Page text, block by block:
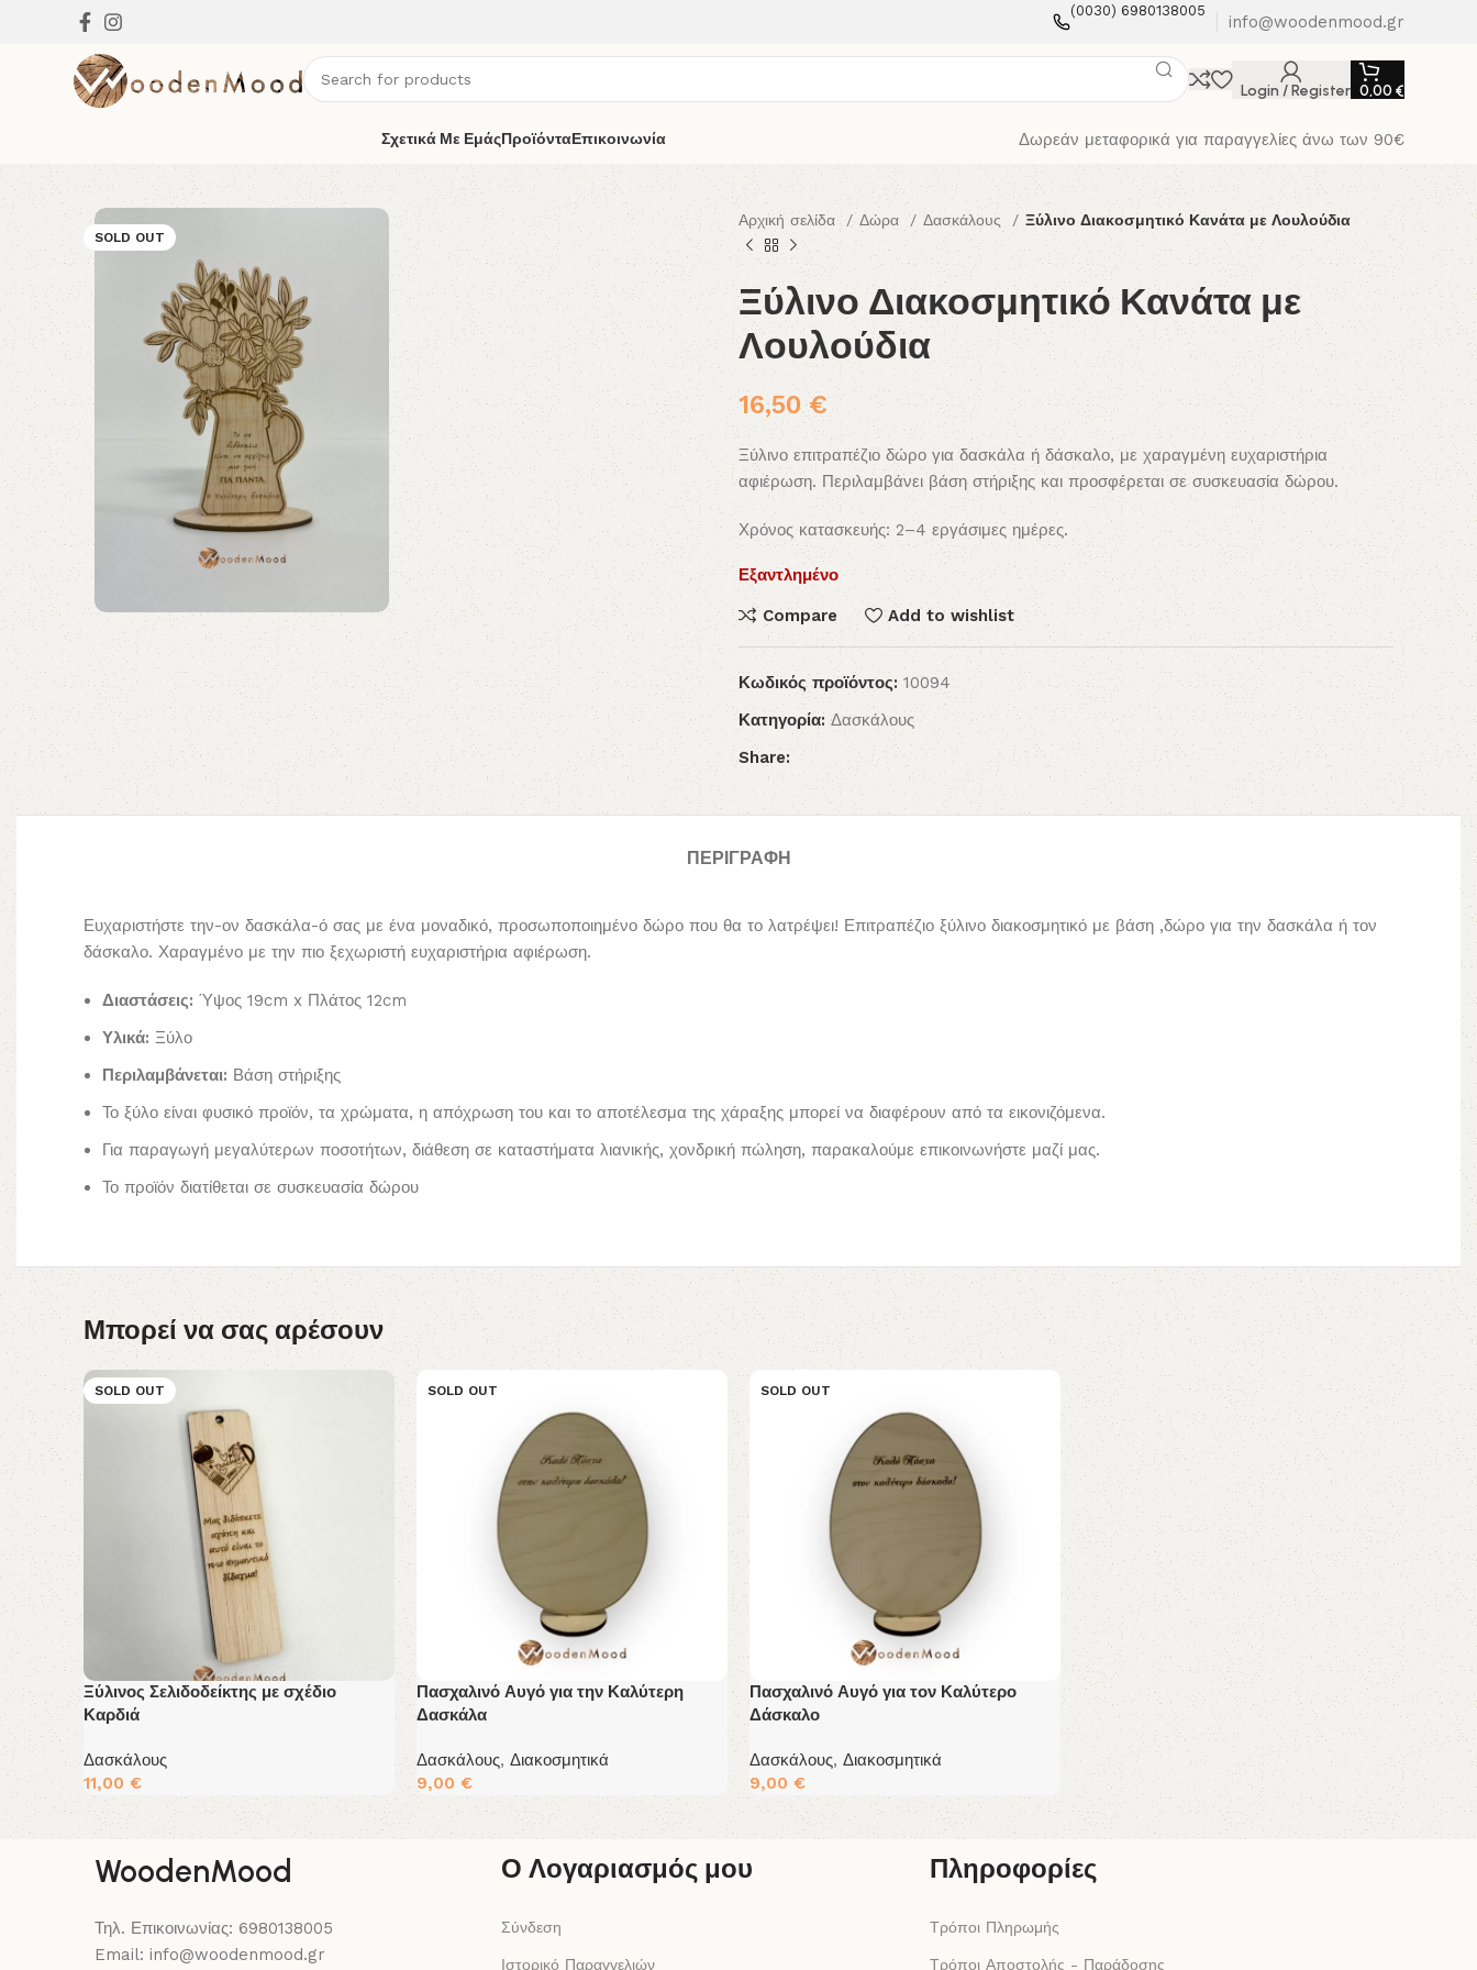
(0030) 6980138005
info@woodenmood.gr
Login / Register 0,00 €
Σχετικά Με ΕμάςΠροϊόνταΕπικοινωνία Δωρεάν μεταφορικά για παραγγελίες άνω των 90€
SOLD OUT
Αρχική σελίδα Δώρα Δασκάλους Ξύλινο Διακοσμητικό Κανάτα με Λουλούδια
Ξύλινο Διακοσμητικό Κανάτα με
Λουλούδια
16,50€
Ξύλινο επιτραπέζιο δώρο για δασκάλα ή δάσκαλο, με χαραγμένη ευχαριστήρια
αφιέρωση. Περιλαμβάνει βάση στήριξης και προσφέρεται σε συσκευασία δώρου.
Χρόνος κατασκευής: 2–4 εργάσιμες ημέρες.
Εξαντλημένο
Compare Add to wishlist
Κωδικός προϊόντος:10094
Κατηγορία: Δασκάλους
Share:
ΠΕΡΙΓΡΑΦΉ
Ευχαριστήστε την-ον δασκάλα-ό σας με ένα μοναδικό, προσωποποιημένο δώρο που θα το λατρέψει! Επιτραπέζιο ξύλινο διακοσμητικό με βάση ,δώρο για την δασκάλα ή τον
δάσκαλο. Χαραγμένο με την πιο ξεχωριστή ευχαριστήρια αφιέρωση.
Διαστάσεις: Ύψος 19cm x Πλάτος 12cm
Υλικά: Ξύλο
Περιλαμβάνεται: Βάση στήριξης
Το ξύλο είναι φυσικό προϊόν, τα χρώματα, η απόχρωση του και το αποτέλεσμα της χάραξης μπορεί να διαφέρουν από τα εικονιζόμενα.
Για παραγωγή μεγαλύτερων ποσοτήτων, διάθεση σε καταστήματα λιανικής, χονδρική πώληση, παρακαλούμε επικοινωνήστε μαζί μας.
Το προϊόν διατίθεται σε συσκευασία δώρου
Μπορεί να σας αρέσουν
SOLD OUT
Ξύλινος Σελιδοδείκτης με σχέδιο
Καρδιά
Δασκάλους
11,00 €
Διαβάστε Περισσότερα
SOLD OUT
Πασχαλινό Αυγό για την Καλύτερη
Δασκάλα
Δασκάλους, Διακοσμητικά
9,00 €
Διαβάστε Περισσότερα
SOLD OUT
Πασχαλινό Αυγό για τον Καλύτερο
Δάσκαλο
Δασκάλους, Διακοσμητικά
9,00 €
Διαβάστε Περισσότερα
WoodenMood
Τηλ. Επικοινωνίας: 6980138005
Email: info@woodenmood.gr
Ο Λογαριασμός μου
Σύνδεση
Ιστορικό Παραγγελιών
Πληροφορίες
Τρόποι Πληρωμής
Τρόποι Αποστολής - Παράδοσης